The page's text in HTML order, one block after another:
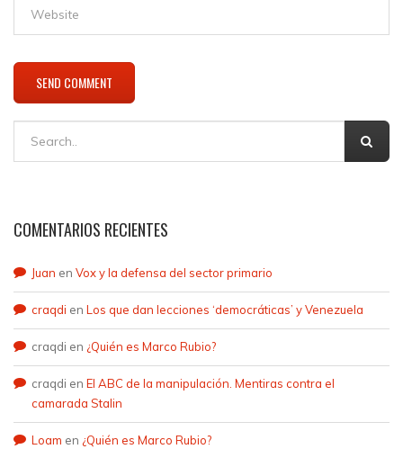
COMENTARIOS RECIENTES
Juan en Vox y la defensa del sector primario
craqdi en Los que dan lecciones ‘democráticas’ y Venezuela
craqdi en ¿Quién es Marco Rubio?
craqdi en El ABC de la manipulación. Mentiras contra el
camarada Stalin
Loam en ¿Quién es Marco Rubio?